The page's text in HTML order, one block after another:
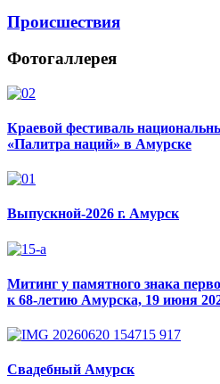
Происшествия
Фотогаллерея
Краевой фестиваль
«Палитра наций» в Амурске
Выпускной-2026 г. Амурск
Митинг у памятного знака
к 68-летию Амурска, 19 июня
Свадебный Амурск